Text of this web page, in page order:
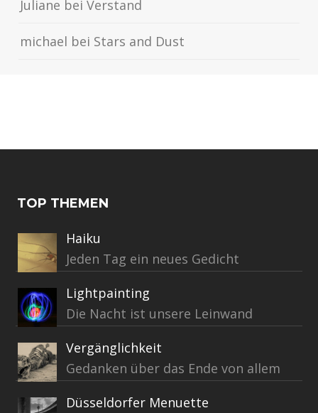
Juliane beiVerstand
michael bei Stars and Dust
TOP THEMEN
Haiku
Jeden Tag ein neues Gedicht
Lightpainting
Die Nacht ist unsere Leinwand
Vergänglichkeit
Gedanken über das Ende von allem
Düsseldorfer Menuette